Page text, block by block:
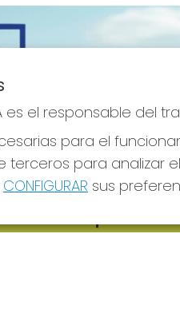
REDES
es el responsable
para el
terceros para analizar
CONFIGURAR sus